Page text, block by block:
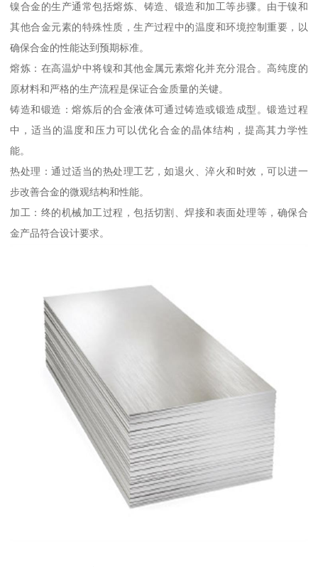
镍合金的生产通常包括熔炼、铸造、锻造和加工等步骤。由于镍和
其他合金元素的特殊性质，生产过程中的温度和环境控制重要，以
确保合金的性能达到预期标准。
熔炼：在高温炉中将镍和其他金属元素熔化并充分混合。高纯度的
原材料和严格的生产流程是保证合金质量的关键。
铸造和锻造：熔炼后的合金液体可通过铸造或锻造成型。锻造过程
中，适当的温度和压力可以优化合金的晶体结构，提高其力学性
能。
热处理：通过适当的热处理工艺，如退火、淬火和时效，可以进一
步改善合金的微观结构和性能。
加工：终的机械加工过程，包括切割、焊接和表面处理等，确保合
金产品符合设计要求。